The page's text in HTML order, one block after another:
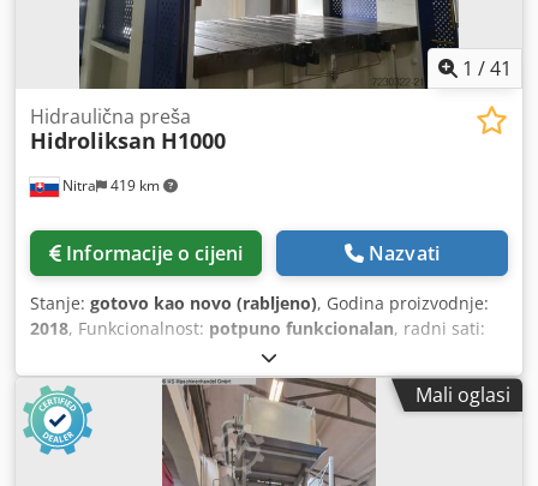
1 /41
Nitra 419 km
Hidraulična preša
Hidroliksan H1000
Informacije o cijeni Nazvati
Stanje: gotovo kao novo (rabljeno), Godina proizvodnje:
2018, Funkcionalnost: potpuno funkcionalan, radni sati:
, hod klipa:
vožnje unatrag:150 mm/s, širina stola:2.300 mm, duljina
stola:3.000 mm , ukupna duljina:4.500 mm
, ukupna
širina:3.500 mm , ukupna visina: 6.000 mm
101.000 kg
, radna visina:1.300 mm, radni raspon:
, Hidraulična preša 1000 t - u vrlo dobrom stanju,
Mali oglasi